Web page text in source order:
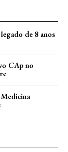
de 8 anos
CAp no